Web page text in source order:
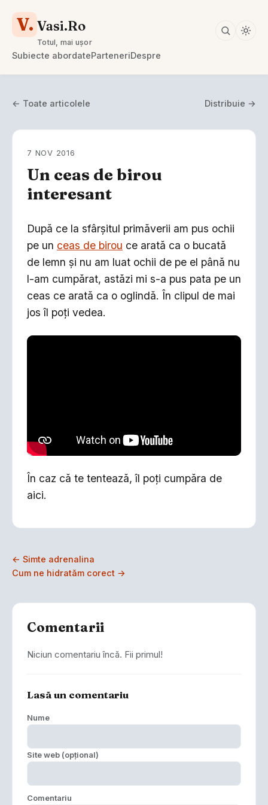
V. Vasi.Ro
Totul, mai ușor
Subiecte abordateParteneriDespre
← Toate articolele Distribuie →
7 NOV 2016
Un ceas de birou
interesant
După ce la sfârșitul primăverii am pus ochii
pe un ceas de birou ce arată ca o bucată
de lemn și nu am luat ochii de pe el până nu
l-am cumpărat, astăzi mi s-a pus pata pe un
ceas ce arată ca o oglindă. În clipul de mai
jos îl poți vedea.
În caz că te tentează, îl poți cumpăra de
aici.
← Simte adrenalina
Cum ne hidratăm corect →
Comentarii
Niciun comentariu încă. Fii primul!
Lasă un comentariu
Nume
Site web (opțional)
Comentariu